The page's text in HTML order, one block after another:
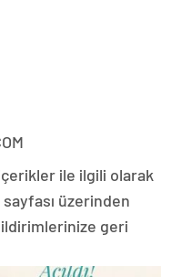
ile ilgili olarak
üzerinden
geri